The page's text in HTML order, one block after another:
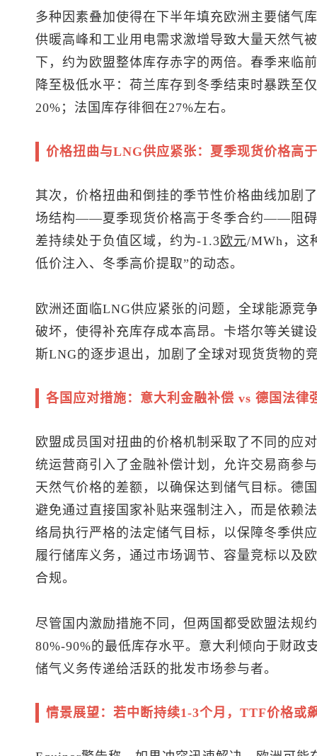
多种因素叠加使得在下半年填充欧洲主要储气
供暖高峰和工业用电需求激增导致大量天然气
下，约为欧盟整体库存赤字的两倍。春季来临
降至极低水平：荷兰库存到冬季结束时暴跌至
20%；法国库存徘徊在27%左右。
价格扭曲与LNG供应紧张：夏季现货价格高
其次，价格扭曲和倒挂的季节性价格曲线加剧
场结构——夏季现货价格高于冬季合约——阻碍
差持续处于负值区域，约为-1.3欧元/MWh，这
低价注入、冬季高价提取”的动态。
欧洲还面临LNG供应紧张的问题，全球能源竞
破坏，使得补充库存成本高昂。卡塔尔等关键
斯LNG的逐步退出，加剧了全球对现货货物的
各国应对措施：意大利金融补偿 vs 德国法律
欧盟成员国对扭曲的价格机制采取了不同的应
统运营商引入了金融补偿计划，允许交易商参
天然气价格的差额，以确保达到储气目标。德
避免通过直接国家补贴来强制注入，而是依赖
络局执行严格的法定储气目标，以保障冬季供
履行储库义务，通过市场调节、容量竞标以及
合规。
尽管国内激励措施不同，但两国都受欧盟法规
80%-90%的最低库存水平。意大利倾向于财政
储气义务传递给活跃的批发市场参与者。
情景展望：若中断持续1-3个月，TTF价格或